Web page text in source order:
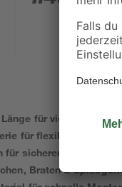
für vielseitiges
für flexiblen Einsatz
sicheren Halt beim
Braten &